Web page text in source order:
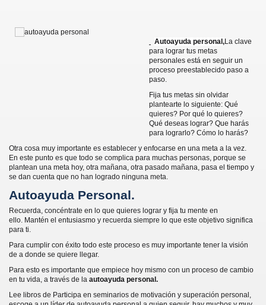
Autoayuda personal,La clave
para lograr tus metas
personales está en seguir un
proceso preestablecido paso a
paso.
Fija tus metas sin olvidar
plantearte lo siguiente: Qué
quieres? Por qué lo quieres?
Qué deseas lograr? Que harás
para lograrlo? Cómo lo harás?
Otra cosa muy importante es establecer y enfocarse en una meta a la vez.
En este punto es que todo se complica para muchas personas, porque se
plantean una meta hoy, otra mañana, otra pasado mañana, pasa el tiempo y
se dan cuenta que no han logrado ninguna meta.
Autoayuda Personal.
Recuerda, concéntrate en lo que quieres lograr y fija tu mente en
ello. Mantén el entusiasmo y recuerda siempre lo que este objetivo significa
para ti.
Para cumplir con éxito todo este proceso es muy importante tener la visión
de a donde se quiere llegar.
Para esto es importante que empiece hoy mismo con un proceso de cambio
en tu vida, a través de la autoayuda personal.
Lee libros de Participa en seminarios de motivación y superación personal,
Perdedor
y un elefante?